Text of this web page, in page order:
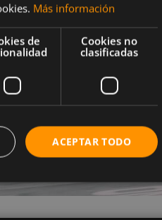
Más información
de
Cookies no
clasificadas
ACEPTAR TODO